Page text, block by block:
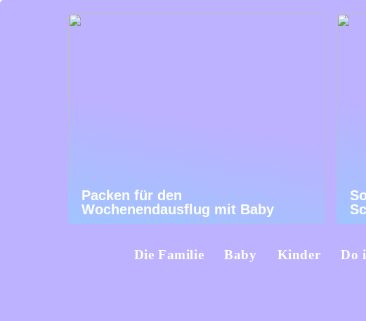
Packen für den
Wochenendausflug mit Baby
Die Familie Baby Kinder Do